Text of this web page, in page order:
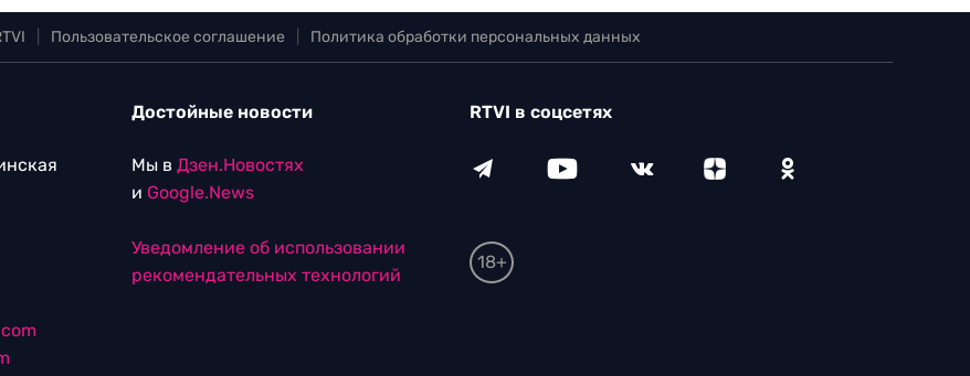
Пользовательское соглашение Политика обработки персональных данных
Достойные новости
Мы в Дзен.Новостях
и Google.News
Уведомление об использовании
рекомендательных технологий
RTVI в соцсетях
18+